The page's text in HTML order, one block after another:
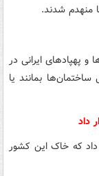
منهدم شدند.
پهپادهای ایرانی در
بمانند یا
داد
داد که خاک این کشور